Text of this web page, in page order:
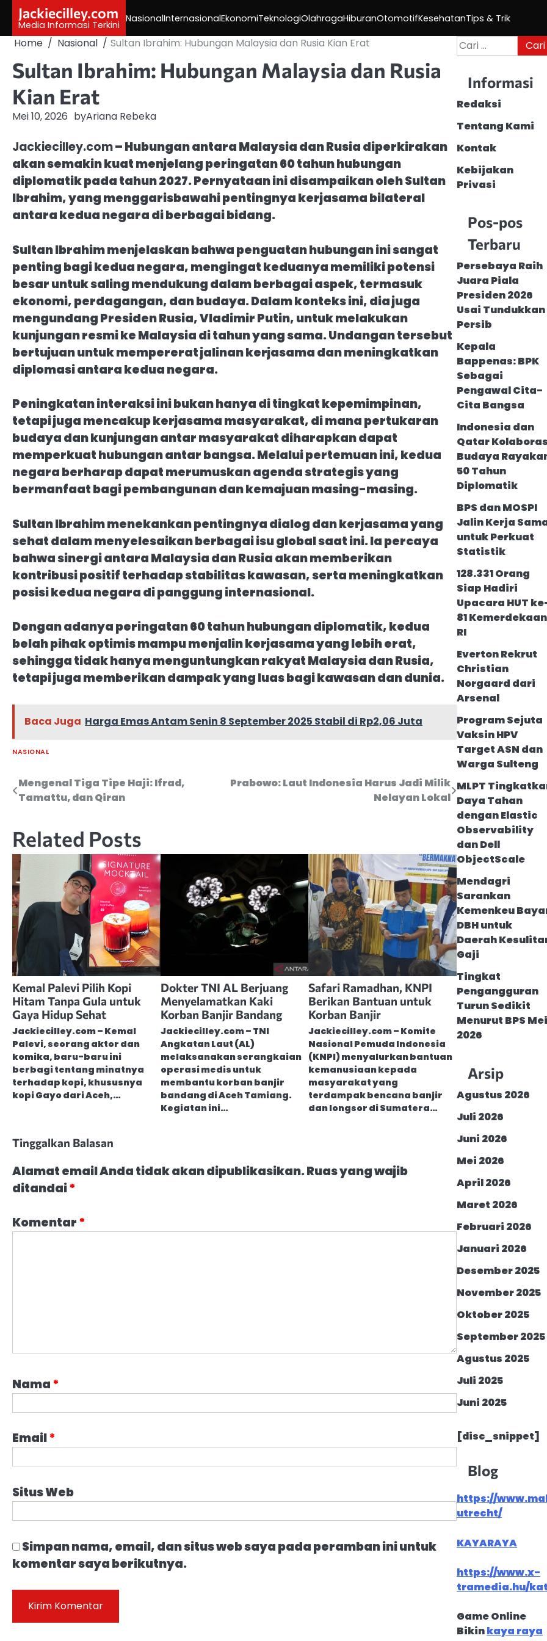
content
Jackiecilley.com
Media Informasi Terkini
NasionalInternasionalEkonomiTeknologiOlahragaHiburanOtomotifKesehatanTips & Trik
Home Nasional Sultan Ibrahim: Hubungan Malaysia dan Rusia Kian Erat
Sultan Ibrahim: Hubungan Malaysia dan Rusia
Kian Erat
Mei 10, 2026 byAriana Rebeka
Jackiecilley.com– Hubungan antara Malaysia dan Rusia diperkirakan
akan semakin kuat menjelang peringatan 60 tahun hubungan
diplomatik pada tahun 2027. Pernyataan ini disampaikan oleh Sultan
Ibrahim, yang menggarisbawahi pentingnya kerjasama bilateral
antara kedua negara di berbagai bidang.
Sultan Ibrahim menjelaskan bahwa penguatan hubungan ini sangat
penting bagi kedua negara, mengingat keduanya memiliki potensi
besar untuk saling mendukung dalam berbagai aspek, termasuk
ekonomi, perdagangan, dan budaya. Dalam konteks ini, dia juga
mengundang Presiden Rusia, Vladimir Putin, untuk melakukan
kunjungan resmi ke Malaysia di tahun yang sama. Undangan tersebut
bertujuan untuk mempererat jalinan kerjasama dan meningkatkan
diplomasi antara kedua negara.
Peningkatan interaksi ini bukan hanya di tingkat kepemimpinan,
tetapi juga mencakup kerjasama masyarakat, di mana pertukaran
budaya dan kunjungan antar masyarakat diharapkan dapat
memperkuat hubungan antar bangsa. Melalui pertemuan ini, kedua
negara berharap dapat merumuskan agenda strategis yang
bermanfaat bagi pembangunan dan kemajuan masing-masing.
Sultan Ibrahim menekankan pentingnya dialog dan kerjasama yang
sehat dalam menyelesaikan berbagai isu global saat ini. Ia percaya
bahwa sinergi antara Malaysia dan Rusia akan memberikan
kontribusi positif terhadap stabilitas kawasan, serta meningkatkan
posisi kedua negara di panggung internasional.
Dengan adanya peringatan 60 tahun hubungan diplomatik, kedua
belah pihak optimis mampu menjalin kerjasama yang lebih erat,
sehingga tidak hanya menguntungkan rakyat Malaysia dan Rusia,
tetapi juga memberikan dampak yang luas bagi kawasan dan dunia.
Baca Juga Harga Emas Antam Senin 8 September 2025 Stabil di Rp2,06 Juta
NASIONAL
Navigasi
Mengenal Tiga Tipe Haji: Ifrad,
Tamattu, dan Qiran
Prabowo: Laut Indonesia Harus Jadi Milik
Nelayan Lokal
Related Posts
Kemal Palevi Pilih Kopi
Hitam Tanpa Gula untuk
Gaya Hidup Sehat
Jackiecilley.com – Kemal
Palevi, seorang aktor dan
komika, baru-baru ini
berbagi tentang minatnya
terhadap kopi, khususnya
kopi Gayo dari Aceh,…
Dokter TNI AL Berjuang
Menyelamatkan Kaki
Korban Banjir Bandang
Jackiecilley.com – TNI
Angkatan Laut (AL)
melaksanakan serangkaian
operasi medis untuk
membantu korban banjir
bandang di Aceh Tamiang.
Kegiatan ini…
Safari Ramadhan, KNPI
Berikan Bantuan untuk
Korban Banjir
Jackiecilley.com – Komite
Nasional Pemuda Indonesia
(KNPI) menyalurkan bantuan
kemanusiaan kepada
masyarakat yang
terdampak bencana banjir
dan longsor di Sumatera…
Tinggalkan Balasan
Alamat email Anda tidak akan dipublikasikan.Ruas yang wajib
ditandai*
Komentar*
Nama*
Email*
Situs Web
Simpan nama, email, dan situs web saya pada peramban ini untuk
komentar saya berikutnya.
Cari
untuk:
Informasi
Redaksi
Tentang Kami
Kontak
Kebijakan
Privasi
Pos-pos
Terbaru
Persebaya Raih
Juara Piala
Presiden 2026
Usai Tundukkan
Persib
Kepala
Bappenas: BPK
Sebagai
Pengawal Cita-
Cita Bangsa
Indonesia dan
Qatar
Budaya
50 Tahun
Diplomatik
BPS dan MOSPI
Jalin Kerja
untuk Perkuat
Statistik
128.331 Orang
Siap Hadiri
Upacara HUT
81 Kemerdekaan
RI
Everton Rekrut
Christian
Norgaard dari
Arsenal
Program Sejuta
Vaksin HPV
Target ASN dan
Warga Sulteng
MLPT
Daya Tahan
dengan Elastic
Observability
dan Dell
ObjectScale
Mendagri
Sarankan
Kemenkeu
DBH untuk
Daerah
Gaji
Tingkat
Pengangguran
Turun Sedikit
Menurut BPS Mei
2026
Arsip
Agustus 2026
Juli 2026
Juni 2026
Mei 2026
April 2026
Maret 2026
Februari 2026
Januari 2026
Desember 2025
November 2025
Oktober 2025
September 2025
Agustus 2025
Juli 2025
Juni 2025
[disc_snippet]
Blog
https://
utrecht/
KAYARAYA
https://www.x-
tramedia.hu/
Game Online
Bikinkaya raya